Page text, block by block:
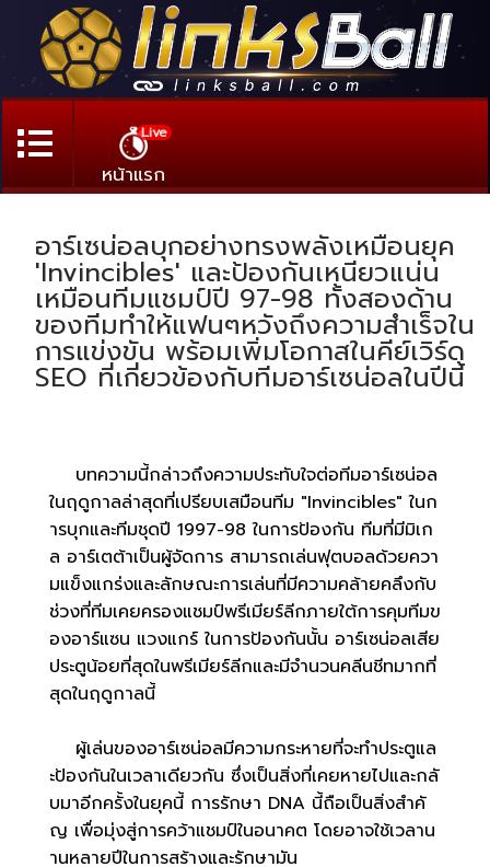
Live
หน้าแรก
อาร์เซน่อลบุกอย่างทรงพลังเหมือนยุค
'Invincibles' และป้องกันเหนียวแน่น
เหมือนทีมแชมป์ปี 97-98 ทั้งสองด้าน
ของทีมทำให้แฟนๆหวังถึงความสำเร็จใน
การแข่งขัน พร้อมเพิ่มโอกาสในคีย์เวิร์ด
SEO ที่เกี่ยวข้องกับทีมอาร์เซน่อลในปีนี้
บทความนี้กล่าวถึงความประทับใจต่อทีมอาร์เซน่อล
ในฤดูกาลล่าสุดที่เปรียบเสมือนทีม "Invincibles" ในก
ารบุกและทีมชุดปี 1997-98 ในการป้องกัน ทีมที่มีมิเก
ล อาร์เตต้าเป็นผู้จัดการ สามารถเล่นฟุตบอลด้วยควา
มแข็งแกร่งและลักษณะการเล่นที่มีความคล้ายคลึงกับ
ช่วงที่ทีมเคยครองแชมป์พรีเมียร์ลีกภายใต้การคุมทีมข
องอาร์แซน แวงแกร์ ในการป้องกันนั้น อาร์เซน่อลเสีย
ประตูน้อยที่สุดในพรีเมียร์ลีกและมีจำนวนคลีนชีทมากที่
สุดในฤดูกาลนี้
ผู้เล่นของอาร์เซน่อลมีความกระหายที่จะทำประตูแล
ะป้องกันในเวลาเดียวกัน ซึ่งเป็นสิ่งที่เคยหายไปและกลั
บมาอีกครั้งในยุคนี้ การรักษา DNA นี้ถือเป็นสิ่งสำคั
ญ เพื่อมุ่งสู่การคว้าแชมป์ในอนาคต โดยอาจใช้เวลาน
านหลายปีในการสร้างและรักษามัน